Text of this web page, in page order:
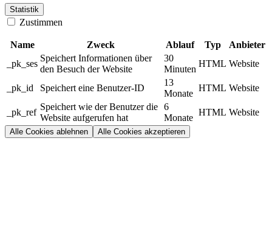
Statistik
Zustimmen
Name Zweck Ablauf Typ
Anbieter
_pk_ses
Speichert Informationen über
den Besuch der Website
30
Minuten
HTML Website
_pk_id Speichert eine Benutzer-ID
13
Monate
HTML Website
_pk_ref
Speichert wie der Benutzer die
Website aufgerufen hat
6
Monate
HTML Website
Alle Cookies ablehnen Alle Cookies akzeptieren